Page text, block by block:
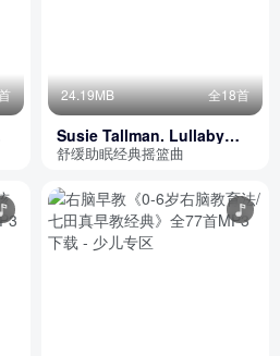
24.19MB 全18首
Susie Tallman. Lullaby
Themes for Sleepy
Dreams]
舒缓助眠经典摇篮曲